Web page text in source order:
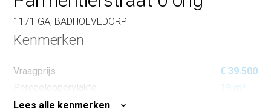
1171 GA, BADHOEVEDORP
Kenmerken
Vraagprijs
€ 39.500
Perceeloppervlakte
19 m²
Lees alle kenmerken